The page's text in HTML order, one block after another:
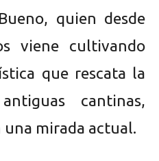
quien desde
viene cultivando
que rescata la
cantinas,
mirada actual.